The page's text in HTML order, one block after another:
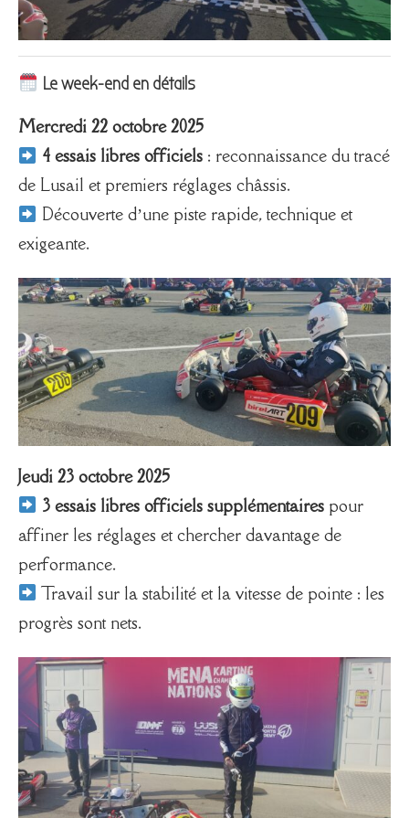
Le week-end en détails
Mercredi 22 octobre 2025
4 essais libres officiels: reconnaissance du tracé
de Lusail et premiers réglages châssis.
Découverte d’une piste rapide, technique et
exigeante.
Jeudi 23 octobre 2025
3 essais libres officiels supplémentairespour
affiner les réglages et chercher davantage de
performance.
Travail sur la stabilité et la vitesse de pointe : les
progrès sont nets.